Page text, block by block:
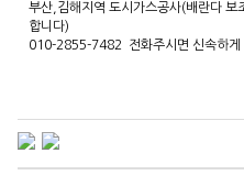
부산,김해지역 도시가스공사(배란다
합니다)
010-2855-7482 전화주시면 신속하게